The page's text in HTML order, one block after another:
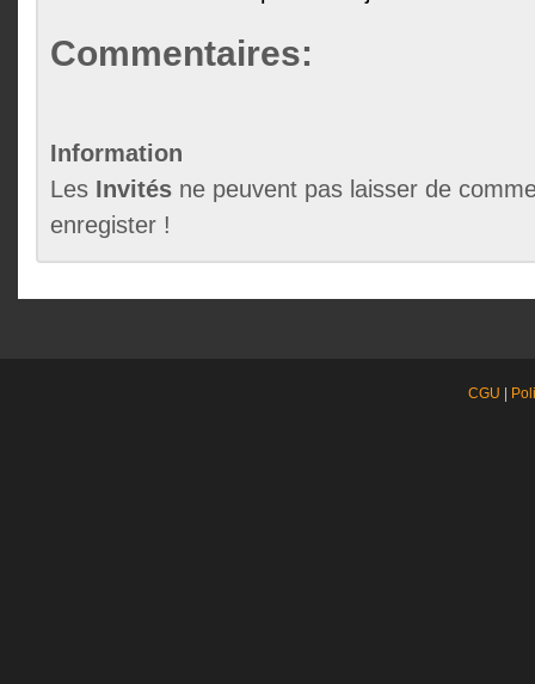
Commentaires:
Information
Les Invités ne peuvent pas laisser de
enregister !
CGU